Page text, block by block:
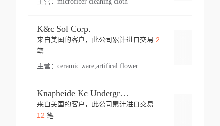
主营： microfiber cleaning cloth
K&c Sol Corp.
来自美国的客户，此公司累计进口交易 2
笔
主营： ceramic ware,artifical flower
Knapheide Kc Underground
来自美国的客户，此公司累计进口交易
12 笔